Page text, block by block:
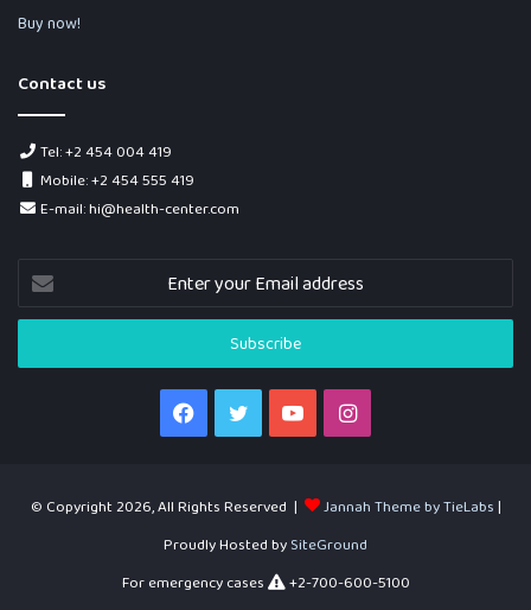
Buy now!
Contact us
Tel: +2 454 004 419
Mobile: +2 454 555 419
E-mail: hi@health-center.com
Enter
your
Email
FacebookTwitterYouTubeInstagram
© Copyright 2026, All Rights Reserved | Jannah Theme by TieLabs |
Proudly Hosted by SiteGround
For emergency cases
+2-700-600-5100